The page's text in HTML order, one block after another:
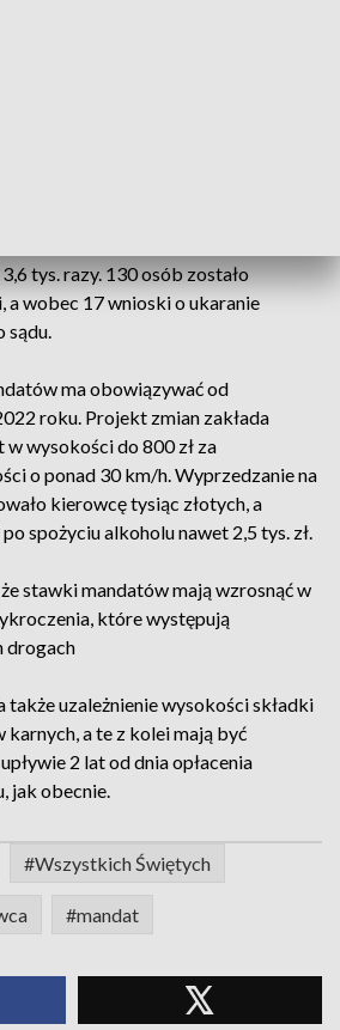
tys. razy. 130 osób zostało
a wobec 17 wnioski o ukaranie
sądu.
ma obowiązywać od
roku. Projekt zmian zakłada
wysokości do 800 zł za
o ponad 30 km/h. Wyprzedzanie na
kierowcę tysiąc złotych, a
spożyciu alkoholu nawet 2,5 tys. zł.
stawki mandatów mają wzrosnąć w
które występują
drogach
także uzależnienie wysokości składki
a te z kolei mają być
2 lat od dnia opłacenia
jak obecnie.
#Wszystkich Świętych
#mandat